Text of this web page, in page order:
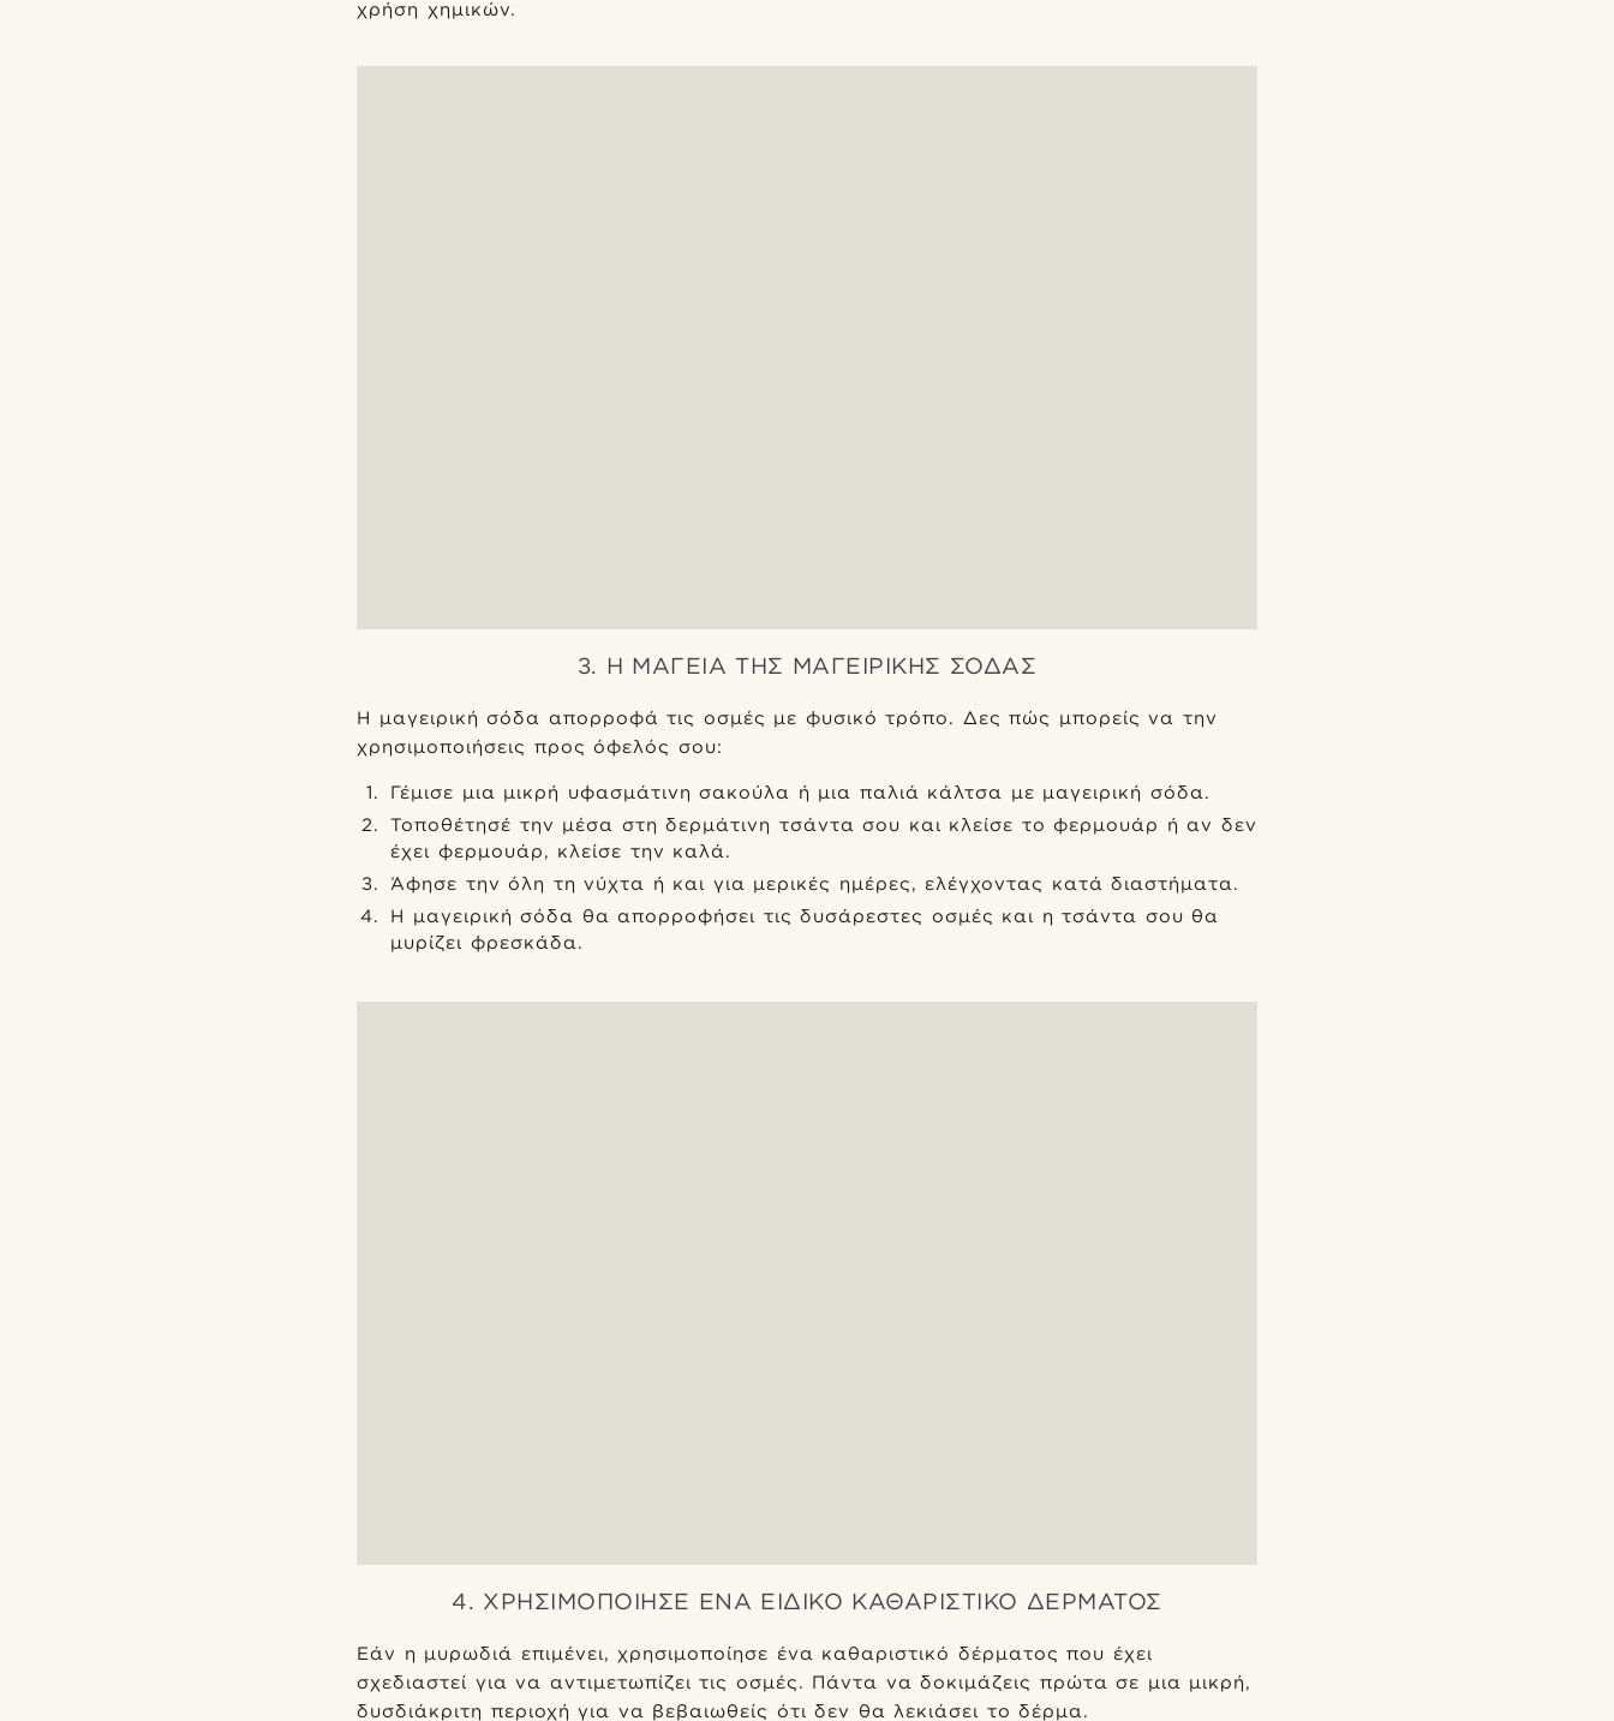
χρήση χημικών.
3. Η ΜΑΓΕΊΑ ΤΗΣ ΜΑΓΕΙΡΙΚΉΣ ΣΌΔΑΣ
Η μαγειρική σόδα απορροφά τις οσμές με φυσικό τρόπο. Δες πώς μπορείς να την
χρησιμοποιήσεις προς όφελός σου:
Γέμισε μια μικρή υφασμάτινη σακούλα ή μια παλιά κάλτσα με μαγειρική σόδα.
Τοποθέτησέ την μέσα στη δερμάτινη τσάντα σου και κλείσε το φερμουάρ ή αν δεν
έχει φερμουάρ, κλείσε την καλά.
Άφησε την όλη τη νύχτα ή και για μερικές ημέρες, ελέγχοντας κατά διαστήματα.
Η μαγειρική σόδα θα απορροφήσει τις δυσάρεστες οσμές και η τσάντα σου θα
μυρίζει φρεσκάδα.
4. ΧΡΗΣΙΜΟΠΟΊΗΣΕ ΈΝΑ ΕΙΔΙΚΌ ΚΑΘΑΡΙΣΤΙΚΌ ΔΈΡΜΑΤΟΣ
Εάν η μυρωδιά επιμένει, χρησιμοποίησε ένα καθαριστικό δέρματος που έχει
σχεδιαστεί για να αντιμετωπίζει τις οσμές. Πάντα να δοκιμάζεις πρώτα σε μια μικρή,
δυσδιάκριτη περιοχή για να βεβαιωθείς ότι δεν θα λεκιάσει το δέρμα.